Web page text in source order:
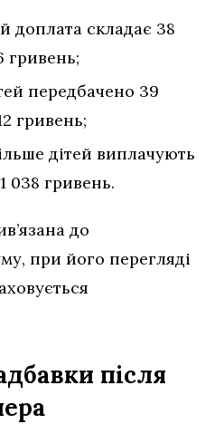
доплата складає 38
гривень;
передбачено 39
гривень;
дітей виплачують
038 гривень.
до
при його перегляді
після